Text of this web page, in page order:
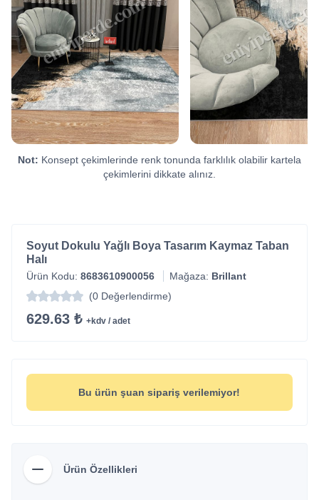
Not: Konsept çekimlerinde renk tonunda farklılık olabilir kartela
çekimlerini dikkate alınız.
Soyut Dokulu Yağlı Boya Tasarım Kaymaz Taban
Halı
Ürün Kodu: 8683610900056 Mağaza: Brillant
(0 Değerlendirme)
629.63 ₺ +kdv / adet
Bu ürün şuan sipariş verilemiyor!
Ürün Özellikleri